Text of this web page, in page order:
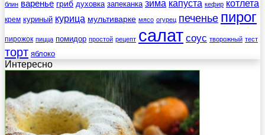
блин варенье гриб духовка запеканка зима капуста кефир котлета
крем куриный курица мультиварке мясо огурец печенье пирог
пирожок пицца помидор простой рецепт салат соус творожный тест
торт яблоко
Интересно